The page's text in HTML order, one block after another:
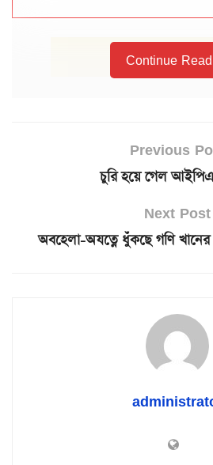
Continue
Previous
চুরি হয়ে গেল
Next Post
অবহেলা-অযত্নে ধুঁকছে গণি